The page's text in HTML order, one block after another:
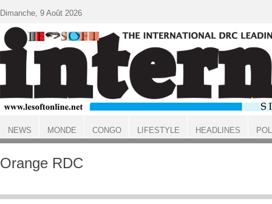
ACCUEIL
Orange RDC
Dimanche, 9 Août 2026
NEWS MONDE CONGO LIFESTYLE HEADLINES